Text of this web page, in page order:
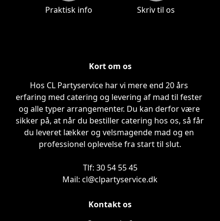
Praktisk info
Skriv til os
Kort om os
Hos CL Partyservice har vi mere end 20 års
erfaring med catering og levering af mad til fester
og alle typer arrangementer. Du kan derfor være
sikker på, at når du bestiller catering hos os, så får
du leveret lækker og velsmagende mad og en
professionel oplevelse fra start til slut.
Tlf: 30 54 55 45
Mail: cl@clpartyservice.dk
Kontakt os